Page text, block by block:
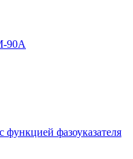
90А
функцией фазоуказателя